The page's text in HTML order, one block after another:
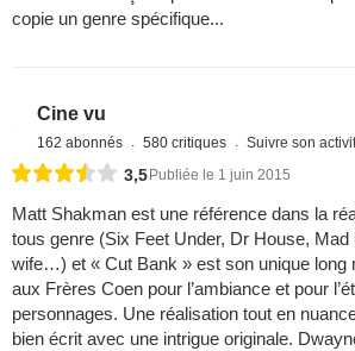
copie un genre spécifique...
Cine vu
162 abonnés 580 critiques Suivre son
3,5 Publiée le 1 juin 2015
Matt Shakman est une référence dans la
tous genre (Six Feet Under, Dr House, Mad
wife…) et « Cut Bank » est son unique long
aux Frères Coen pour l’ambiance et pour
personnages. Une réalisation tout en
bien écrit avec une intrigue originale.